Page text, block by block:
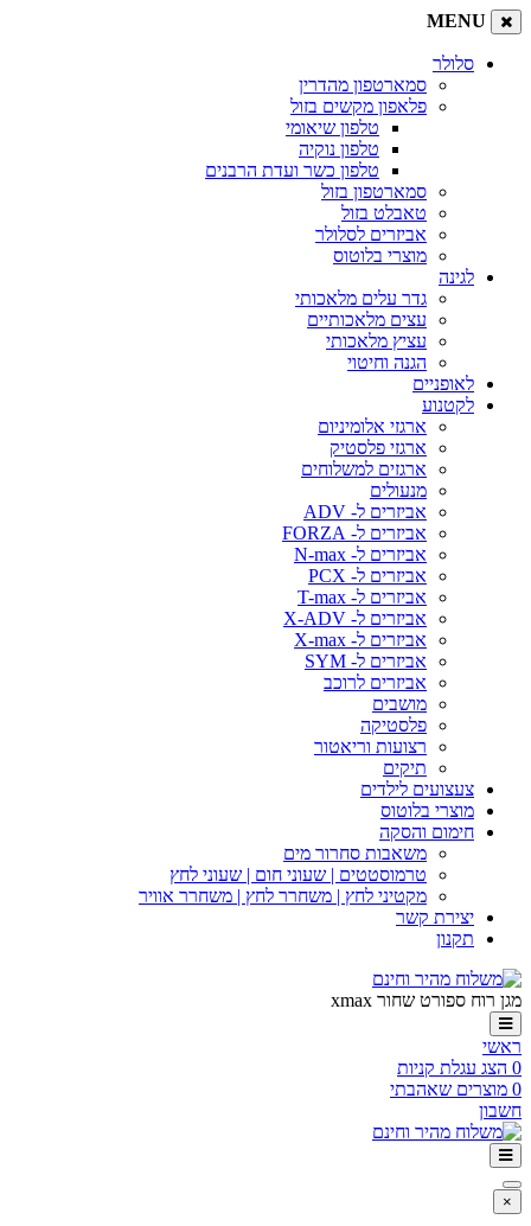
MENU
סלולר
סמארטפון מהדרין
פלאפון מקשים בזול
טלפון שיאומי
טלפון נוקיה
טלפון כשר ועדת הרבנים
סמארטפון בזול
טאבלט בזול
אביזרים לסלולר
מוצרי בלוטוס
לגינה
גדר עלים מלאכותי
עצים מלאכותיים
עציץ מלאכותי
הגנה וחיטוי
לאופניים
לקטנוע
ארגזי אלומיניום
ארגזי פלסטיק
ארגזים למשלוחים
מנעולים
אביזרים ל- ADV
אביזרים ל- FORZA
אביזרים ל- N-max
אביזרים ל- PCX
אביזרים ל- T-max
אביזרים ל- X-ADV
אביזרים ל- X-max
אביזרים ל- SYM
אביזרים לרוכב
מושבים
פלסטיקה
רצועות וריאטור
תיקים
צעצועים לילדים
מוצרי בלוטוס
חימום והסקה
משאבות סחרור מים
טרמוסטטים | שעוני חום | שעוני לחץ
מקטיני לחץ | משחרר לחץ | משחרר אוויר
יצירת קשר
תקנון
מגן רוח ספורט שחור xmax
ראשי
0 הצג עגלת קניות
0 מוצרים שאהבתי
חשבון
×